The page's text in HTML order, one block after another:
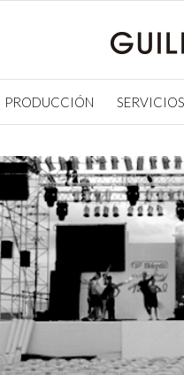
PRODUCCIÓN SERVICIOS